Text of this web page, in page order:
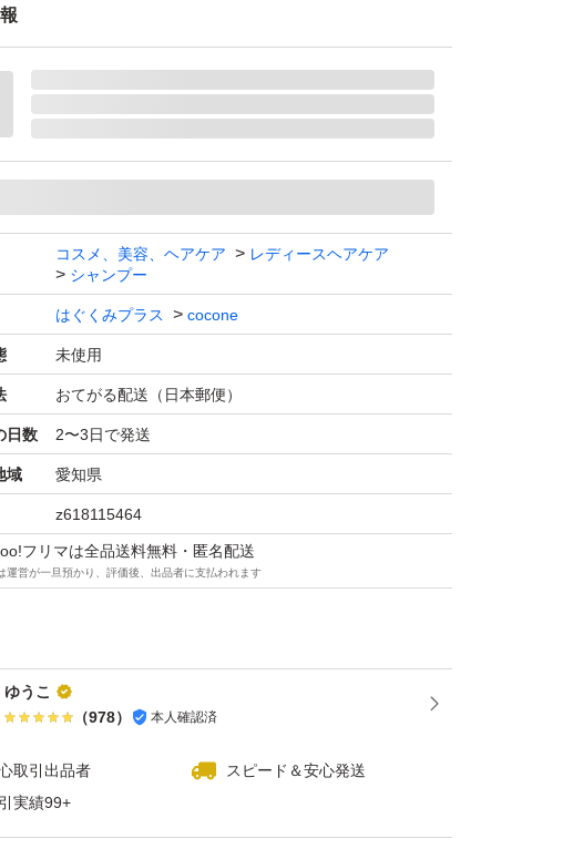
類
コスメ、美容、ヘアケア
レディースヘアケア
シャンプー
はぐくみプラス cocone
未使用
おてがる配送（日本郵便）
日数 2〜3日で発送
域 愛知県
z618115464
フリマは全品送料無料・匿名配送
運営が一旦預かり、評価後、出品者に支払われます
ゆうこ
（978） 本人確認済
取引出品者
スピード＆安心発送
実績99+